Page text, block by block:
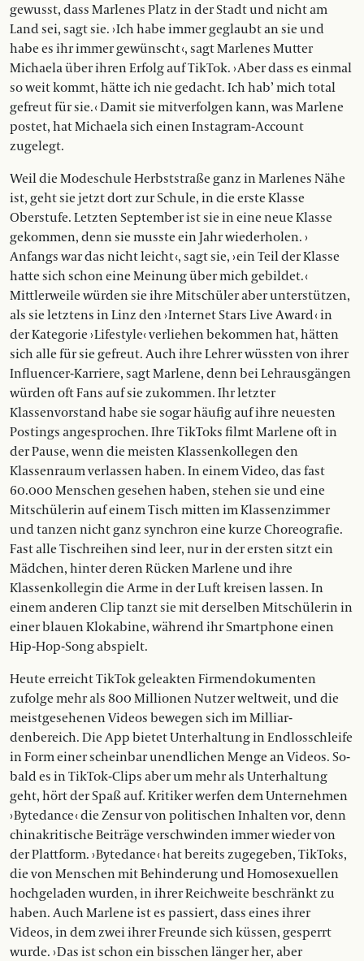
gewusst, dass Marlenes Platz in der Stadt und nicht am
Land sei, sagt sie. › Ich habe immer geglaubt an sie und
habe es ihr immer gewünscht ‹, sagt Marlenes Mutter
Michaela über ihren Erfolg auf TikTok. › Aber dass es einmal
so weit kommt, hätte ich nie gedacht. Ich hab’ mich total
gefreut für sie. ‹ Damit sie mitverfolgen kann, was Marlene
postet, hat Michaela sich einen Instagram-Account
zugelegt.
Weil die Modeschule Herbststraße ganz in Marlenes Nähe
ist, geht sie jetzt dort zur Schule, in die erste Klasse
Oberstufe. Letzten September ist sie in eine neue Klasse
gekommen, denn sie musste ein Jahr wiederholen. ›
Anfangs war das nicht leicht ‹, sagt sie, › ein Teil der Klasse
hatte sich schon eine Meinung über mich gebildet. ‹
Mittlerweile würden sie ihre Mitschüler aber unterstützen,
als sie letztens in Linz den › Internet Stars Live Award ‹ in
der Kategorie › Lifestyle‹ verliehen bekommen hat, hätten
sich alle für sie gefreut. Auch ihre Lehrer wüssten von ihrer
Influencer-Karriere, sagt Marlene, denn bei Lehrausgängen
würden oft Fans auf sie zukommen. Ihr letzter
Klassenvorstand habe sie sogar häufig auf ihre neuesten
Postings angesprochen. Ihre TikToks filmt Marlene oft in
der Pause, wenn die meisten Klassenkollegen den
Klassenraum verlassen haben. In einem Video, das fast
60.000 Menschen gesehen haben, stehen sie und eine
Mitschülerin auf einem Tisch mitten im Klassenzimmer
und tanzen nicht ganz synchron eine kurze Choreografie.
Fast alle Tischreihen sind leer, nur in der ersten sitzt ein
Mädchen, hinter deren Rücken Marlene und ihre
Klassenkollegin die Arme in der Luft kreisen lassen. In
einem anderen Clip tanzt sie mit derselben Mitschülerin in
einer blauen Klokabine, während ihr Smartphone einen
Hip-Hop-Song abspielt.
Heute erreicht TikTok geleakten Firmendokumenten
zufolge mehr als 800 Millionen Nutzer welt­weit, und die
meistgesehenen Videos bewegen sich im Milliar­
denbereich. Die App bietet Unterhaltung in End­losschleife
in Form einer scheinbar unendlichen Menge an Videos. So­
bald es in TikTok-Clips aber um mehr als Unterhaltung
geht, hört der Spaß auf. Kritiker werfen dem Unter­neh­men
› Bytedance ‹ die Zensur von politischen Inhalten vor, denn
chinakritische Beiträge verschwinden immer wieder von
der Plattform. › Bytedance ‹ hat bereits zugegeben, TikToks,
die von Menschen mit Behinderung und Homosexuellen
hochgeladen wurden, in ihrer Reichweite beschränkt zu
haben. Auch Marlene ist es passiert, dass eines ihrer
Videos, in dem zwei ihrer Freunde sich küssen, gesperrt
wurde. › Das ist schon ein bisschen länger her, aber